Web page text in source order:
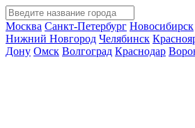
Москва Санкт-Петербург Новосибирск
Нижний Новгород Челябинск
Дону Омск Волгоград Краснодар